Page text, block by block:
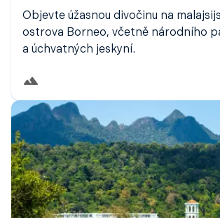
Objevte úžasnou divočinu na
ostrova Borneo, včetně národního
a úchvatných jeskyní.